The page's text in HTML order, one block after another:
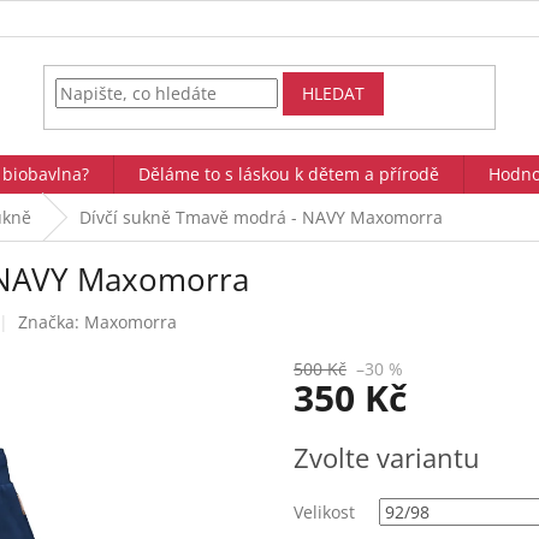
HLEDAT
biobavlna? Děláme to s láskou k dětem a přírodě
Dívčí sukně Tmavě modrá - NAVY Maxomorra
Maxomorra
Značka: Maxomorra
500 Kč –30 %
350 Kč
cena:
Zvolte variantu
Velikost